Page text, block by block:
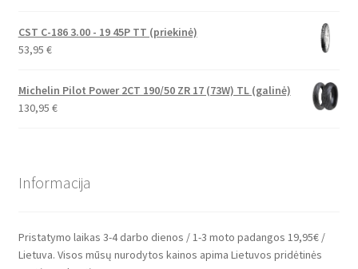
CST C-186 3.00 - 19 45P TT (priekinė)
53,95 €
Michelin Pilot Power 2CT 190/50 ZR 17 (73W) TL (galinė)
130,95 €
Informacija
Pristatymo laikas 3-4 darbo dienos / 1-3 moto padangos 19,95€ /
Lietuva. Visos mūsų nurodytos kainos apima Lietuvos pridėtinės